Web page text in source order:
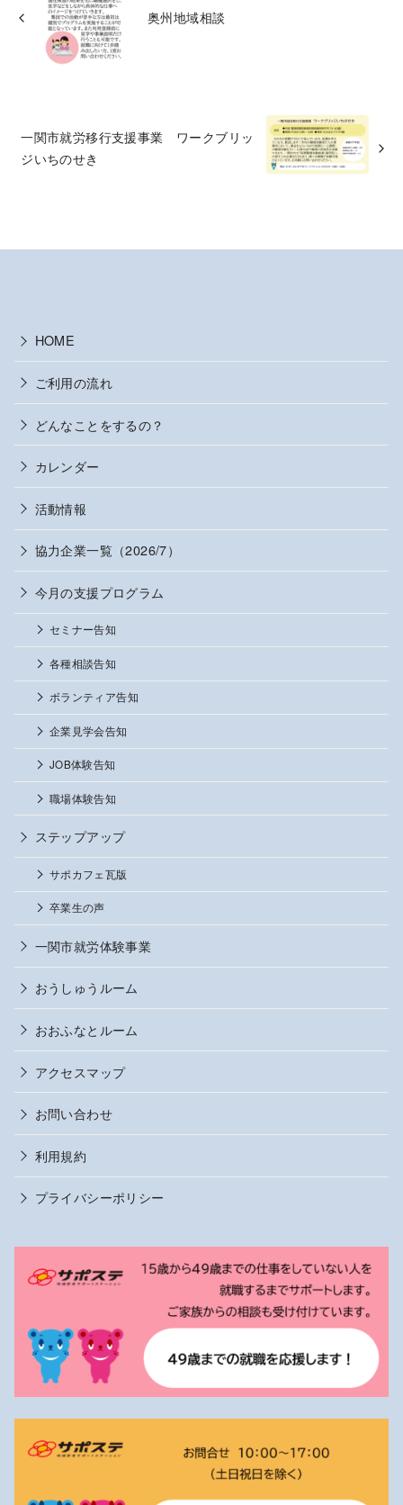
奥州地域相談
一関市就労移行支援事業 ワークブリッ
ジいちのせき
HOME
ご利用の流れ
どんなことをするの？
カレンダー
活動情報
協力企業一覧（2026/7）
今月の支援プログラム
セミナー告知
各種相談告知
ボランティア告知
企業見学会告知
JOB体験告知
職場体験告知
ステップアップ
サポカフェ瓦版
卒業生の声
一関市就労体験事業
おうしゅうルーム
おおふなとルーム
アクセスマップ
お問い合わせ
利用規約
プライバシーポリシー